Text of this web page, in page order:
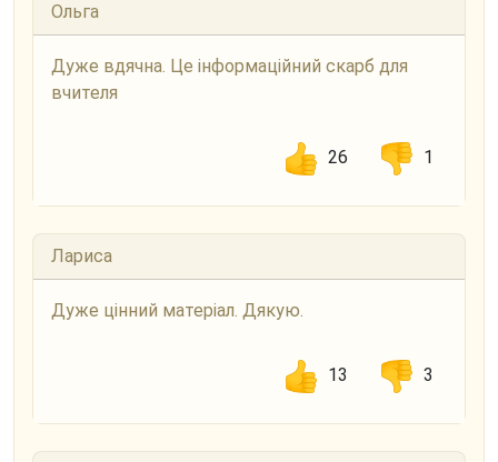
Ольга
Дуже вдячна. Це інформаційний скарб для
вчителя
26 1
Лариса
Дуже цінний матеріал. Дякую.
13 3